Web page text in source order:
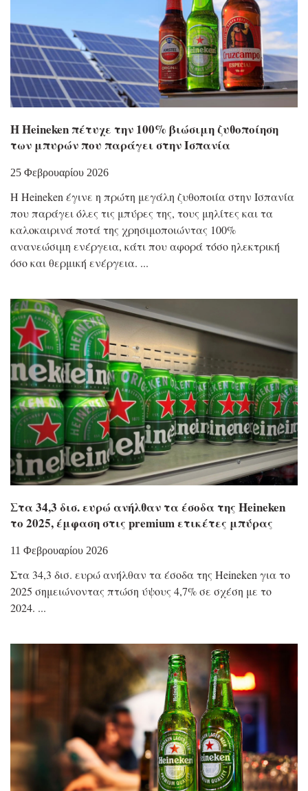
Η Heineken πέτυχε την 100% βιώσιμη ζυθοποίηση
των μπυρών που παράγει στην Ισπανία
25 Φεβρουαρίου 2026
Η Heineken έγινε η πρώτη μεγάλη ζυθοποιία στην Ισπανία
που παράγει όλες τις μπύρες της, τους μηλίτες και τα
καλοκαιρινά ποτά της χρησιμοποιώντας 100%
ανανεώσιμη ενέργεια, κάτι που αφορά τόσο ηλεκτρική
όσο και θερμική ενέργεια.
Στα 34,3 δισ. ευρώ ανήλθαν τα έσοδα της Heineken
το 2025, έμφαση στις premium ετικέτες μπύρας
11 Φεβρουαρίου 2026
Στα 34,3 δισ. ευρώ ανήλθαν τα έσοδα της Heineken για το
2025 σημειώνοντας πτώση ύψους 4,7% σε σχέση με το
2024.